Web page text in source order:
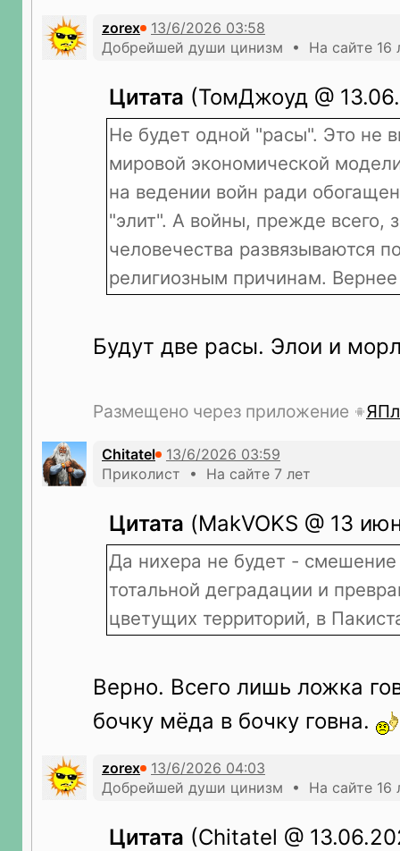
zorex
Добрейшей души цинизм • На сайте 16
Цитата (ТомДжоуд @
Не будет одной "расы". Это не
мировой экономической
на ведении войн ради
"элит". А войны, прежде всего,
человечества развязываются
религиозным причинам.
Будут две расы. Элои и
Размещено через приложение
Сhitatel
Приколист • На сайте 7 лет
Цитата (MakVOKS @ 13
Да нихера не будет - смешение
тотальной деградации и
цветущих территорий, в
Верно. Всего лишь ложка
бочку мёда в бочку говна.
zorex
Добрейшей души цинизм • На сайте 16
Цитата (Сhitatel @